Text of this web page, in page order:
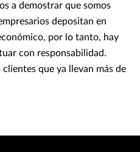
a demostrar que somos
depositan en
por lo tanto, hay
con responsabilidad.
que ya llevan más de